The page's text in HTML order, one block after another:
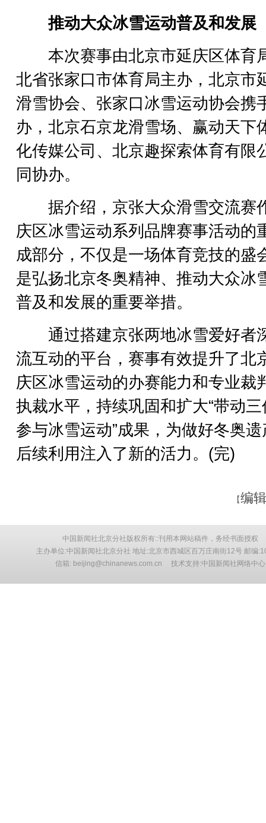
推动大众冰雪运动普及和发展
本次赛事由北京市延庆区体育
北省张家口市体育局主办，北京市
滑雪协会、张家口冰雪运动协会携
办，北京石京龙滑雪场、赢动天下
化传媒公司、北京趣探索体育有限
同协办。
据介绍，京张大众滑雪交流赛
庆区冰雪运动系列品牌赛事活动的
成部分，不仅是一场体育竞技的盛
是弘扬北京冬奥精神、推动大众冰
普及和发展的重要举措。
通过搭建京张两地冰雪爱好者
流互动的平台，赛事有效提升了北
庆区冰雪运动的办赛能力和专业裁
执裁水平，持续巩固和扩大“带动
参与冰雪运动”成果，为做好冬奥
后续利用注入了新的活力。(完)
【编
中国新闻社北京分社版权所有::刊用本网站稿件，务经书面授权
主办单位:中国新闻社北京分社 地址:北京市西城区百万庄南街12号 邮编
信箱: beijing@chinanews.com.cn 技术支持:中国新闻社网络中心